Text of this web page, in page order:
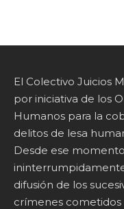
El Colectivo Juicios
por iniciativa de los
Humanos para la
delitos de lesa
Desde ese
difusión de los
crímenes cometidos